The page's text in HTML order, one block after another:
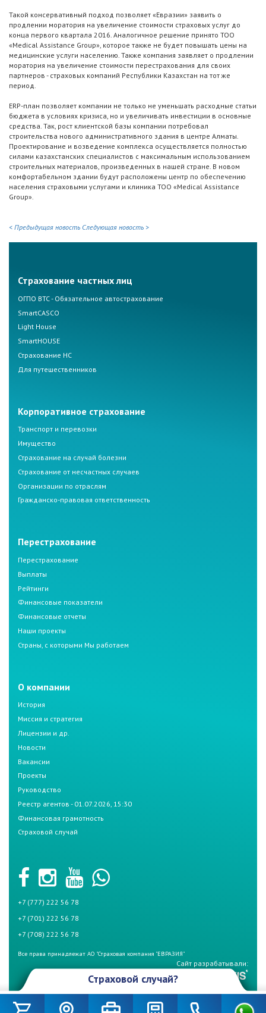
Такой консервативный подход позволяет «Евразии» заявить о
продлении моратория на увеличение стоимости страховых услуг до
конца первого квартала 2016. Аналогичное решение принято ТОО
«Medical Assistance Group», которое также не будет повышать цены на
медицинские услуги населению. Также компания заявляет о продлении
моратория на увеличение стоимости перестрахования для своих
партнеров - страховых компаний Республики Казахстан на тот же
период.
ERP-план позволяет компании не только не уменьшать расходные статьи
бюджета в условиях кризиса, но и увеличивать инвестиции в основные
средства. Так, рост клиентской базы компании потребовал
строительства нового административного здания в центре Алматы.
Проектирование и возведение комплекса осуществляется полностью
силами казахстанских специалистов с максимальным использованием
строительных материалов, произведенных в нашей стране. В новом
комфортабельном здании будут расположены центр по обеспечению
населения страховыми услугами и клиника ТОО «Medical Assistance
Group».
< Предыдущая новость Следующая новость >
Страхование частных лиц
ОГПО ВТС - Обязательное автострахование
SmartCASCO
Light House
SmartHOUSE
Страхование НС
Для путешественников
Корпоративное страхование
Транспорт и перевозки
Имущество
Страхование на случай болезни
Страхование от несчастных случаев
Организации по отраслям
Гражданско-правовая ответственность
Перестрахование
Перестрахование
Выплаты
Рейтинги
Финансовые показатели
Финансовые отчеты
Наши проекты
Страны, с которыми Мы работаем
О компании
История
Миссия и стратегия
Лицензии и др.
Новости
Вакансии
Проекты
Руководство
Реестр агентов - 01.07.2026, 15:30
Финансовая грамотность
Страховой случай
+7 (777) 222 56 78
+7 (701) 222 56 78
+7 (708) 222 56 78
Все права принадлежат АО "Страховая компания "ЕВРАЗИЯ"
Сайт разрабатывали:
Страховой случай?
беспокойтесь, если у Вас страховой полис СК «Евразия». Для начала